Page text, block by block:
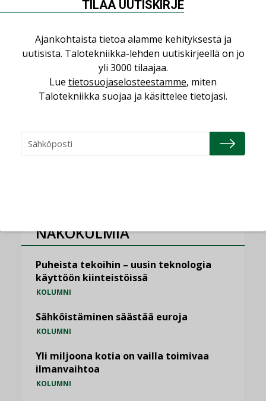
”Tulevat kilpailuedut syntyvät, kun
Puutteellinen eristys lisää lämpöhäviöitä
LEHDEN ARTIKKELIT
Kaivamattomat menetelmät
NÄKÖKULMIA
Puheista tekoihin – uusin teknologia
käyttöön kiinteistöissä
KOLUMNI
Sähköistäminen säästää euroja
KOLUMNI
Yli miljoona kotia on vailla toimivaa
ilmanvaihtoa
KOLUMNI
TILAA UUTISKIRJE
Ajankohtaista tietoa alamme kehityksestä ja
uutisista. Talotekniikka-lehden uutiskirjeellä on jo
yli 3000 tilaajaa.
Lue tietosuojaselosteestamme, miten
Talotekniikka suojaa ja käsittelee tietojasi.